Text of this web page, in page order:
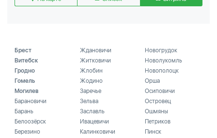
Брест
Витебск
Гродно
Гомель
Могилев
Барановичи
Барань
Белоозёрск
Березино
Ждановичи
Житковичи
Жлобин
Жодино
Заречье
Зельва
Заславль
Ивацевичи
Калинковичи
Новогрудок
Новолукомль
Новополоцк
Орша
Осиповичи
Островец
Ошмяны
Петриков
Пинск